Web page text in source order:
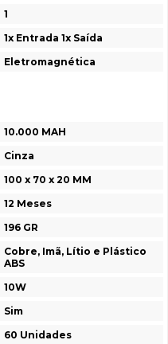
1
1x Entrada 1x Saída
Eletromagnética
10.000 MAH
Cinza
100 x 70 x 20 MM
12 Meses
196 GR
Cobre, Imã, Lítio e Plástico
ABS
10W
Sim
60 Unidades